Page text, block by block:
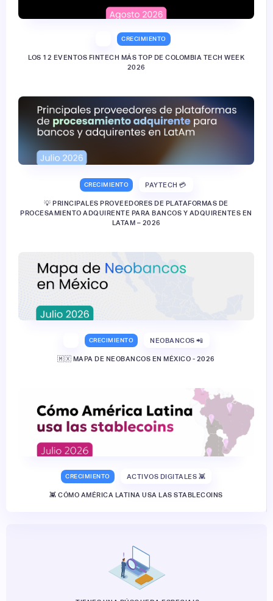
CRECIMIENTO
LOS 12 EVENTOS FINTECH MÁS TOP DE COLOMBIA TECH WEEK
2026
CRECIMIENTO PAYTECH 💳
💡 PRINCIPALES PROVEEDORES DE PLATAFORMAS DE
PROCESAMIENTO ADQUIRENTE PARA BANCOS Y ADQUIRENTES EN
LATAM – 2026
CRECIMIENTO NEOBANCOS 📲
🇲🇽 MAPA DE NEOBANCOS EN MÉXICO - 2026
CRECIMIENTO ACTIVOS DIGITALES 👾
👾 CÓMO AMÉRICA LATINA USA LAS STABLECOINS